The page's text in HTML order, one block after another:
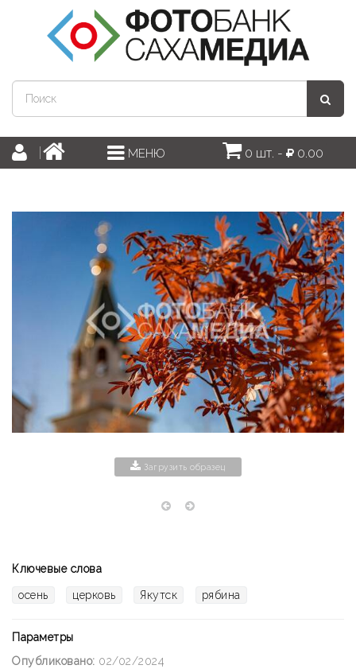
МЕНЮ 0 шт. - 0.00
Загрузить образец
Ключевые слова
осень церковь Якутск рябина
Параметры
Опубликовано: 02/02/2024